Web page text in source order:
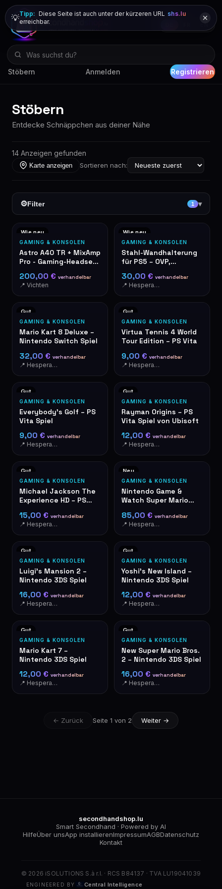
Stöbern Anmelden Registrieren
💡Tipp: Diese Seite ist auch unter der kürzeren URL shs.lu
erreichbar.
Stöbern
Entdecke Schnäppchen aus deiner Nähe
14 Anzeigen gefunden
Karte anzeigen Sortieren nach:
⚙Filter 1 ▾
Wie neu
GAMING & KONSOLEN
Astro A40 TR + MixAmp
Pro - Gaming-Headset
200,00 € verhandelbar
📍 Vichten
Wie neu
GAMING & KONSOLEN
Stahl-Wandhalterung
für PS5 – OVP,
30,00 € verhandelbar
📍 Hesperange
Gut
GAMING & KONSOLEN
Mario Kart 8 Deluxe –
Nintendo Switch Spiel
32,00 € verhandelbar
📍 Hesperange
Gut
GAMING & KONSOLEN
Virtua Tennis 4 World
Tour Edition – PS Vita
9,00 € verhandelbar
📍 Hesperange
Gut
GAMING & KONSOLEN
Everybody's Golf – PS
Vita Spiel
9,00 € verhandelbar
📍 Hesperange
Gut
GAMING & KONSOLEN
Rayman Origins – PS
Vita Spiel von Ubisoft
12,00 € verhandelbar
📍 Hesperange
Gut
GAMING & KONSOLEN
Michael Jackson The
Experience HD – PS
15,00 € verhandelbar
📍 Hesperange
Neu
GAMING & KONSOLEN
Nintendo Game &
Watch Super Mario
85,00 € verhandelbar
📍 Hesperange
Gut
GAMING & KONSOLEN
Luigi's Mansion 2 –
Nintendo 3DS Spiel
16,00 € verhandelbar
📍 Hesperange
Gut
GAMING & KONSOLEN
Yoshi's New Island –
Nintendo 3DS Spiel
12,00 € verhandelbar
📍 Hesperange
Gut
GAMING & KONSOLEN
Mario Kart 7 –
Nintendo 3DS Spiel
12,00 € verhandelbar
📍 Hesperange
Gut
GAMING & KONSOLEN
New Super Mario Bros.
2 – Nintendo 3DS Spiel
16,00 € verhandelbar
📍 Hesperange
← Zurück Seite 1 von 2 Weiter →
secondhandshop.lu
Smart Secondhand · Powered by AI
HilfeÜber unsApp installierenImpressumAGBDatenschutz
Kontakt
© 2026 iSOLUTIONS S.à r.l. · RCS B84137 · TVA LU19041039
ENGINEERED BY Central Intelligence